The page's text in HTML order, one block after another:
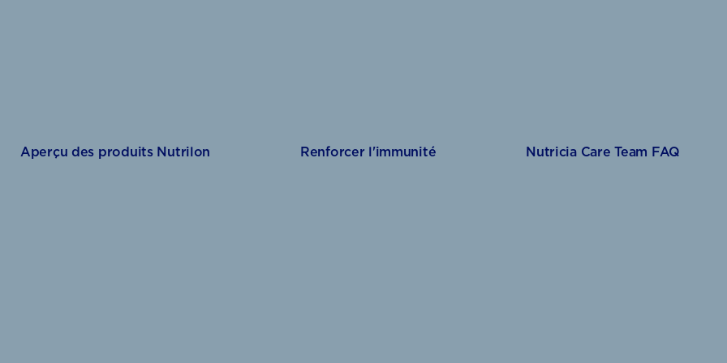
Aperçu des produits Nutrilon Renforcer l'immunité Nutricia Care Team FAQ